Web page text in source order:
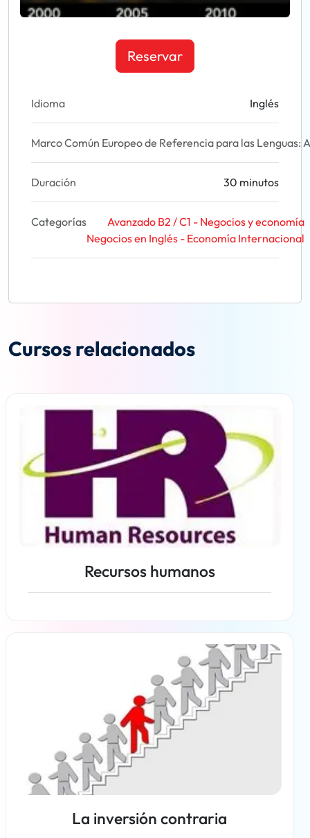
Reservar
Idioma Inglés
Marco Común Europeo de Referencia para las Lenguas:
Duración 30 minutos
Categorías
Avanzado B2 / C1 - Negocios y economía
Negocios en Inglés - Economía Internacional
Cursos relacionados
Recursos humanos
La inversión contraria